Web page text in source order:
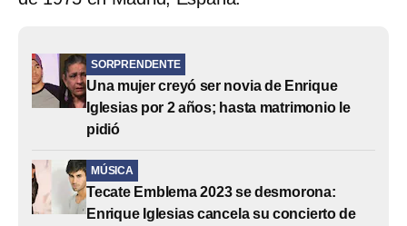
SORPRENDENTE
Una mujer creyó ser novia de Enrique
Iglesias por 2 años; hasta matrimonio le
pidió
MÚSICA
Tecate Emblema 2023 se desmorona:
Enrique Iglesias cancela su concierto de